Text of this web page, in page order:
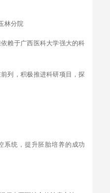
林分院
赖于广西医科大学强大的科
列，积极推进科研项目，探
系统，提升胚胎培养的成功